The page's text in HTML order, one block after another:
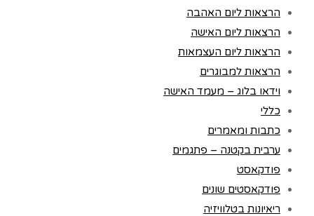
הרצאות ליום האהבה
הרצאות ליום האישה
הרצאות ליום העצמאות
הרצאות למבוגרים
וידאו בלוג – מעמד האישה
כללי
כתבות ומאמרים
ערבית בקטנה – פתגמים
פודקאסט
פודקאסטים שונים
ריאיונות בטלוויזיה